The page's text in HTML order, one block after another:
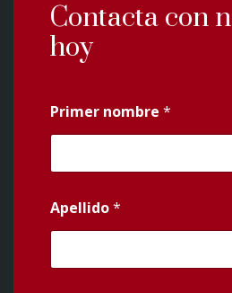
Contacta con
hoy
Primer nombre *
Apellido*